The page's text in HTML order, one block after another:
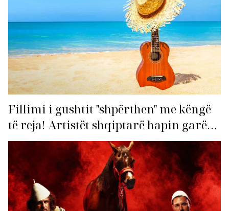
Fillimi i gushtit "shpërthen" me këngë
të reja! Artistët shqiptarë hapin garën
për hitin e verës!